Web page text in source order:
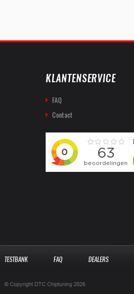
KLANTENSERVICE
FAQ
Contact
TESTBANK FAQ DEALERS
© Copyright DTC Chiptuning 2026